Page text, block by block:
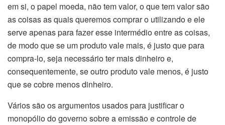
em si, o papel moeda, não tem valor, o que tem valor são
as coisas as quais queremos comprar o utilizando e ele
serve apenas para fazer esse intermédio entre as coisas,
de modo que se um produto vale mais, é justo que para
compra-lo, seja necessário ter mais dinheiro e,
consequentemente, se outro produto vale menos, é justo
que se cobre menos dinheiro.
Vários são os argumentos usados para justificar o
monopólio do governo sobre a emissão e controle de